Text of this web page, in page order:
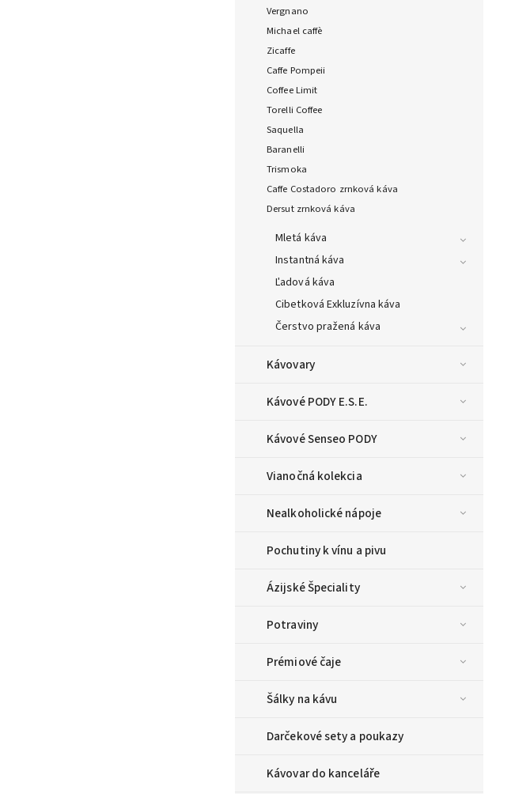
Vergnano
Michael caffè
Zicaffe
Caffe Pompeii
Coffee Limit
Torelli Coffee
Saquella
Baranelli
Trismoka
Caffe Costadoro zrnková káva
Dersut zrnková káva
Mletá káva
Instantná káva
Ľadová káva
Cibetková Exkluzívna káva
Čerstvo pražená káva
Kávovary
Kávové PODY E.S.E.
Kávové Senseo PODY
Vianočná kolekcia
Nealkoholické nápoje
Pochutiny k vínu a pivu
Ázijské Špeciality
Potraviny
Prémiové čaje
Šálky na kávu
Darčekové sety a poukazy
Kávovar do kanceláře